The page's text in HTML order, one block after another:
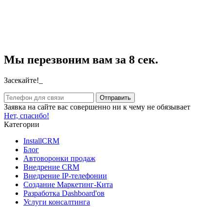
Мы перезвоним вам за 8 сек.
Засекайте!_
Заявка на сайте вас совершенно ни к чему не обязывает
Нет, спасибо!
Категории
InstallCRM
Блог
Автоворонки продаж
Внедрение CRM
Внедрение IP-телефонии
Создание Маркетинг-Кита
Разработка Dashboard'ов
Услуги консалтинга